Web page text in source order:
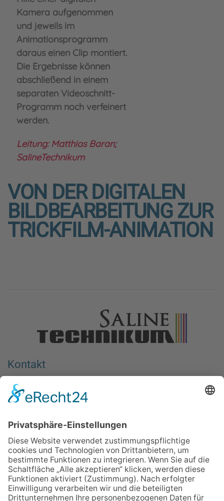
VON DER DIGITALEN
BILDBEARBEITUNG ZUR
TRICKFILM-ANIMATION
Kamera aufgenommen
und jeweils im
Animationsprogramm
daraus einen Clip montiert.
Die Ergebnisse können
abschließend in einem
separaten Videoschnitt-
Programm noch verfeinert
werden.
Leitung: Matthias Baran;
SalineTechnikum
Kontakt
Berufliches Bildungswerk e.V. Halle-Saalkreis
Wiedtkenweg 1
Deutschland
Aktionsort
Berufliches Bildungswerk e.V.
Halle-Saalkreis – SalineTechnikum